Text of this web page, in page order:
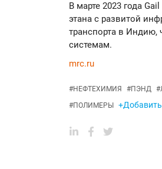
В марте 2023 года Gail
этана с развитой
транспорта в Индию,
системам.
mrc.ru
#НЕФТЕХИМИЯ #ПЭНД #
#ПОЛИМЕРЫ +Добавить